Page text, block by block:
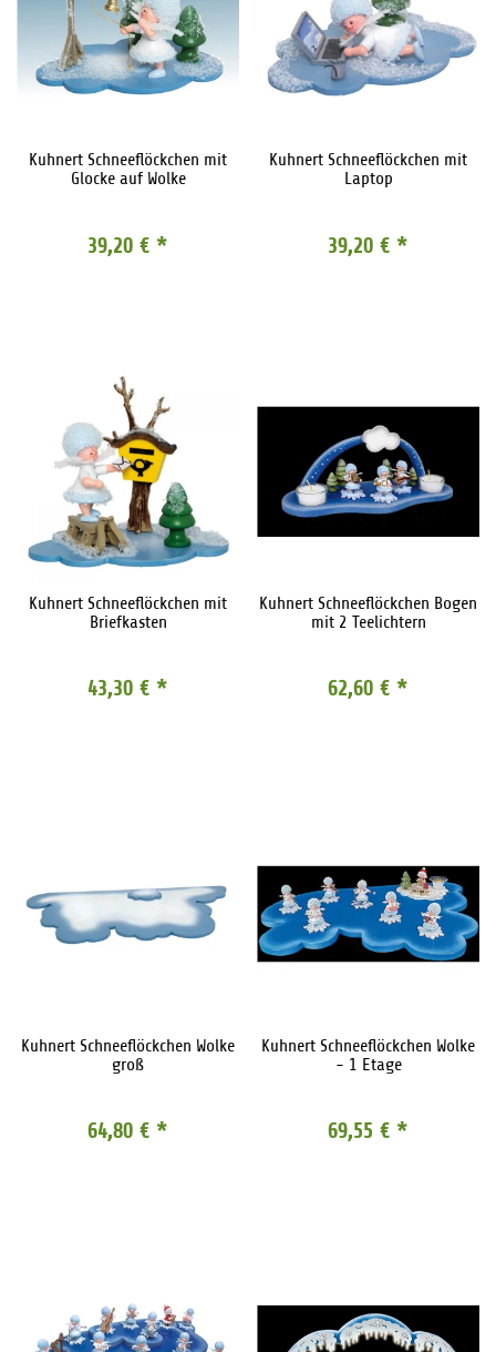
Kuhnert Schneeflöckchen mit
Glocke auf Wolke
39,20 € *
Kuhnert Schneeflöckchen mit
Laptop
39,20 € *
Kuhnert Schneeflöckchen mit
Briefkasten
43,30 € *
Kuhnert Schneeflöckchen Bogen
mit 2 Teelichtern
62,60 € *
Kuhnert Schneeflöckchen Wolke
groß
64,80 € *
Kuhnert Schneeflöckchen Wolke
- 1 Etage
69,55 € *